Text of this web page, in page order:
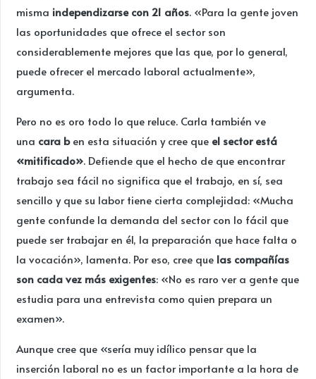
misma independizarse con 21 años. «Para la gente joven
las oportunidades que ofrece el sector son
considerablemente mejores que las que, por lo general,
puede ofrecer el mercado laboral actualmente»,
argumenta.
Pero no es oro todo lo que reluce. Carla también ve
una cara ben esta situación y cree que el sector está
«mitificado». Defiende que el hecho de que encontrar
trabajo sea fácil no significa que el trabajo, en sí, sea
sencillo y que su labor tiene cierta complejidad: «Mucha
gente confunde la demanda del sector con lo fácil que
puede ser trabajar en él, la preparación que hace falta o
la vocación», lamenta. Por eso, cree que las compañías
son cada vez más exigentes: «No es raro ver a gente que
estudia para una entrevista como quien prepara un
examen».
Aunque cree que «sería muy idílico pensar que la
inserción laboral no es un factor importante a la hora de